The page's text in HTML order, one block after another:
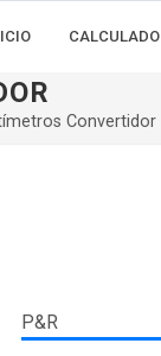
Convertidor
P&R